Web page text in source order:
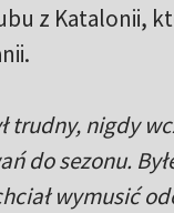
z Katalonii,
trudny, nigdy
do sezonu.
wymusić